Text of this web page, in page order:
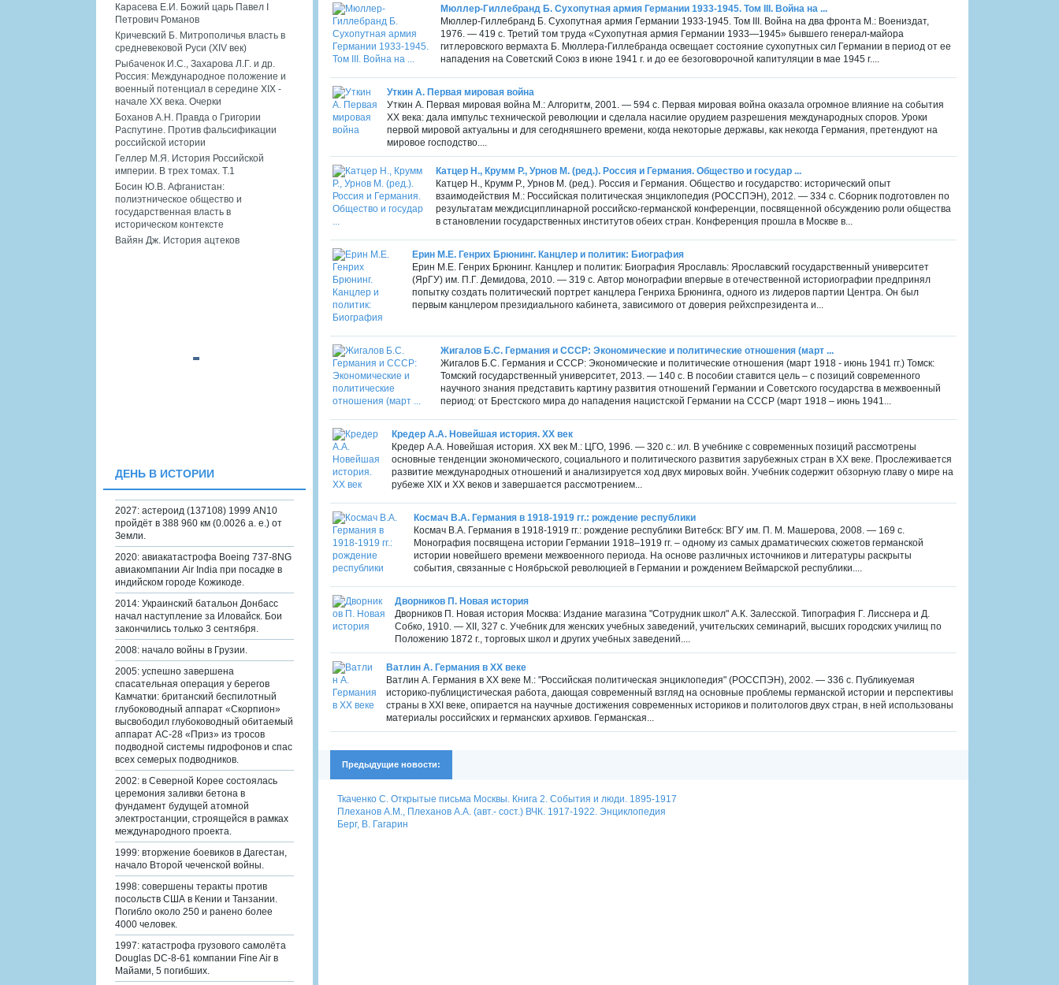
Мюллер-Гиллебранд Б. Сухопутная армия Германии 1933-1945. Том III. Война на ...
Мюллер-Гиллебранд Б. Сухопутная армия Германии 1933-1945. Том III. Война на два фронта М.: Воениздат,
1976. — 419 с. Третий том труда «Сухопутная армия Германии 1933—1945» бывшего генерал-майора
гитлеровского вермахта Б. Мюллера-Гиллебранда освещает состояние сухопутных сил Германии в период от ее
нападения на Советский Союз в июне 1941 г. и до ее безоговорочной капитуляции в мае 1945 г....
Уткин А. Первая мировая война
Уткин А. Первая мировая война М.: Алгоритм, 2001. — 594 с. Первая мировая война оказала огромное влияние на события
XX века: дала импульс технической революции и сделала насилие орудием разрешения международных споров. Уроки
первой мировой актуальны и для сегодняшнего времени, когда некоторые державы, как некогда Германия, претендуют на
мировое господство....
Катцер Н., Крумм Р., Урнов М. (ред.). Россия и Германия. Общество и государ ...
Катцер Н., Крумм Р., Урнов М. (ред.). Россия и Германия. Общество и государство: исторический опыт
взаимодействия М.: Российская политическая энциклопедия (РОССПЭН), 2012. — 334 с. Сборник подготовлен по
результатам междисциплинарной российско-германской конференции, посвященной обсуждению роли общества
в становлении государственных институтов обеих стран. Конференция прошла в Москве в...
Ерин М.Е. Генрих Брюнинг. Канцлер и политик: Биография
Ерин М.Е. Генрих Брюнинг. Канцлер и политик: Биография Ярославль: Ярославский государственный университет
(ЯрГУ) им. П.Г. Демидова, 2010. — 319 c. Автор монографии впервые в отечественной историографии предпринял
попытку создать политический портрет канцлера Генриха Брюнинга, одного из лидеров партии Центра. Он был
первым канцлером президиального кабинета, зависимого от доверия рейхспрезидента и...
Жигалов Б.С. Германия и СССР: Экономические и политические отношения (март ...
Жигалов Б.С. Германия и СССР: Экономические и политические отношения (март 1918 - июнь 1941 гг.) Томск:
Томский государственный университет, 2013. — 140 с. В пособии ставится цель – с позиций современного
научного знания представить картину развития отношений Германии и Советского государства в межвоенный
период: от Брестского мира до нападения нацистской Германии на СССР (март 1918 – июнь 1941...
Кредер А.А. Новейшая история. XX век
Кредер А.А. Новейшая история. XX век М.: ЦГО, 1996. — 320 с.: ил. В учебнике с современных позиций рассмотрены
основные тенденции экономического, социального и политического развития зарубежных стран в XX веке. Прослеживается
развитие международных отношений и анализируется ход двух мировых войн. Учебник содержит обзорную главу о мире на
рубеже XIX и XX веков и завершается рассмотрением...
Космач В.А. Германия в 1918-1919 гг.: рождение республики
Космач В.А. Германия в 1918-1919 гг.: рождение республики Витебск: ВГУ им. П. М. Машерова, 2008. — 169 с.
Монография посвящена истории Германии 1918–1919 гг. – одному из самых драматических сюжетов германской
истории новейшего времени межвоенного периода. На основе различных источников и литературы раскрыты
события, связанные с Ноябрьской революцией в Германии и рождением Веймарской республики....
Дворников П. Новая история
Дворников П. Новая история Москва: Издание магазина "Сотрудник школ" А.К. Залесской. Типография Г. Лисснера и Д.
Собко, 1910. — XII, 327 с. Учебник для женских учебных заведений, учительских семинарий, высших городских училищ по
Положению 1872 г., торговых школ и других учебных заведений....
Ватлин А. Германия в XX веке
Ватлин А. Германия в XX веке М.: "Российская политическая энциклопедия" (РОССПЭН), 2002. — 336 с. Публикуемая
историко-публицистическая работа, дающая современный взгляд на основные проблемы германской истории и перспективы
страны в XXI веке, опирается на научные достижения современных историков и политологов двух стран, в ней использованы
материалы российских и германских архивов. Германская...
Предыдущие новости:
Ткаченко С. Открытые письма Москвы. Книга 2. События и люди. 1895-1917
Плеханов А.М., Плеханов А.А. (авт.- сост.) ВЧК. 1917-1922. Энциклопедия
Берг, В. Гагарин
Карасева Е.И. Божий царь Павел I
Петрович Романов
Кричевский Б. Митрополичья власть в
средневековой Руси (XIV век)
Рыбаченок И.С., Захарова Л.Г. и др.
Россия: Международное положение и
военный потенциал в середине XIX -
начале XX века. Очерки
Боханов А.Н. Правда о Григории
Распутине. Против фальсификации
российской истории
Геллер М.Я. История Российской
империи. В трех томах. Т.1
Босин Ю.В. Афганистан:
полиэтническое общество и
государственная власть в
историческом контексте
Вайян Дж. История ацтеков
ДЕНЬ В ИСТОРИИ
2027: астероид (137108) 1999 AN10
пройдёт в 388 960 км (0.0026 а. е.) от
Земли.
2020: авиакатастрофа Boeing 737-8NG
авиакомпании Air India при посадке в
индийском городе Кожикоде.
2014: Украинский батальон Донбасс
начал наступление за Иловайск. Бои
закончились только 3 сентября.
2008: начало войны в Грузии.
2005: успешно завершена
спасательная операция у берегов
Камчатки: британский беспилотный
глубоководный аппарат «Скорпион»
высвободил глубоководный обитаемый
аппарат АС-28 «Приз» из тросов
подводной системы гидрофонов и спас
всех семерых подводников.
2002: в Северной Корее состоялась
церемония заливки бетона в
фундамент будущей атомной
электростанции, строящейся в рамках
международного проекта.
1999: вторжение боевиков в Дагестан,
начало Второй чеченской войны.
1998: совершены теракты против
посольств США в Кении и Танзании.
Погибло около 250 и ранено более
4000 человек.
1997: катастрофа грузового самолёта
Douglas DC-8-61 компании Fine Air в
Майами, 5 погибших.